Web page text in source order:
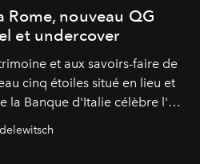
nouveau QG
et undercover
et aux savoirs-faire de
cinq étoiles situé en lieu et
la Banque d'Italie célèbre l'art